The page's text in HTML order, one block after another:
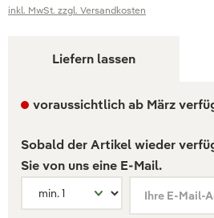
inkl. MwSt. zzgl. Versandkosten
Liefern lassen
voraussichtlich ab März
Sobald der Artikel wieder
Sie von uns eine E-Mail.
Ihre E-Mail-